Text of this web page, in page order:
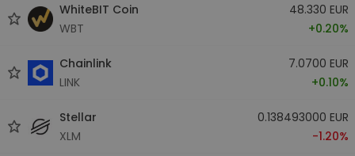
WhiteBIT Coin
WBT
48.330 EUR
+0.20%
Chainlink
LINK
7.0700 EUR
+0.10%
Stellar
XLM
0.138493000 EUR
-1.20%